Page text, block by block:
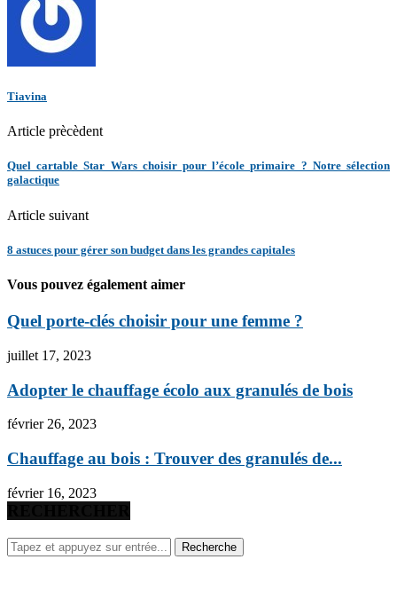
Tiavina
Article prècèdent
Quel cartable Star Wars choisir pour l’école primaire ? Notre sélection
galactique
Article suivant
8 astuces pour gérer son budget dans les grandes capitales
Vous pouvez également aimer
Quel porte-clés choisir pour une femme ?
juillet 17, 2023
Adopter le chauffage écolo aux granulés de bois
février 26, 2023
Chauffage au bois : Trouver des granulés de...
février 16, 2023